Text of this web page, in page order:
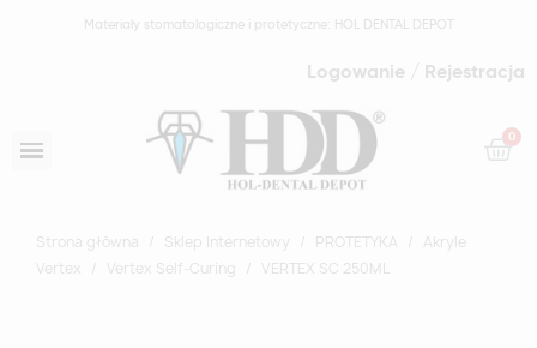
Materiały stomatologiczne i protetyczne: HOL DENTAL DEPOT
Logowanie / Rejestracja
Strona główna Sklep Internetowy PROTETYKA
Akryle
Vertex
Vertex Self-Curing VERTEX SC 250ML